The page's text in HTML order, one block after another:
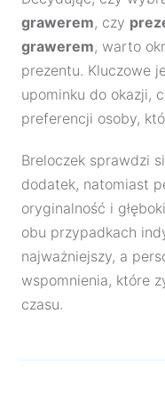
grawerem, czy
grawerem, warto
prezentu. Kluczowe
upominku do okazji,
preferencji osoby,
Breloczek sprawdzi
dodatek, natomiast
oryginalność i
obu przypadkach
najważniejszy, a
wspomnienia, które
czasu.